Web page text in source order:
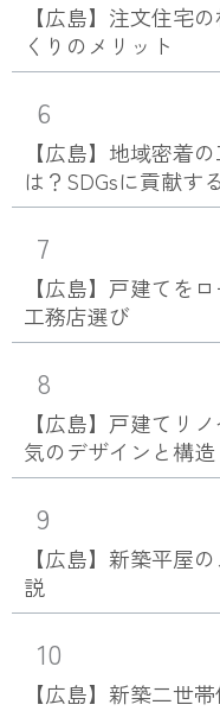
【広島】注文住宅
くりのメリット
6
【広島】地域密着
は？SDGsに貢献す
7
【広島】戸建てを
工務店選び
8
【広島】戸建てリ
気のデザインと構造
9
【広島】新築平屋
説
10
【広島】新築二世